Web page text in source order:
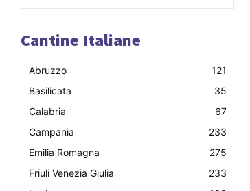
Cantine Italiane
Abruzzo
121
Basilicata
35
Calabria
67
Campania
233
Emilia Romagna
275
Friuli Venezia Giulia
233